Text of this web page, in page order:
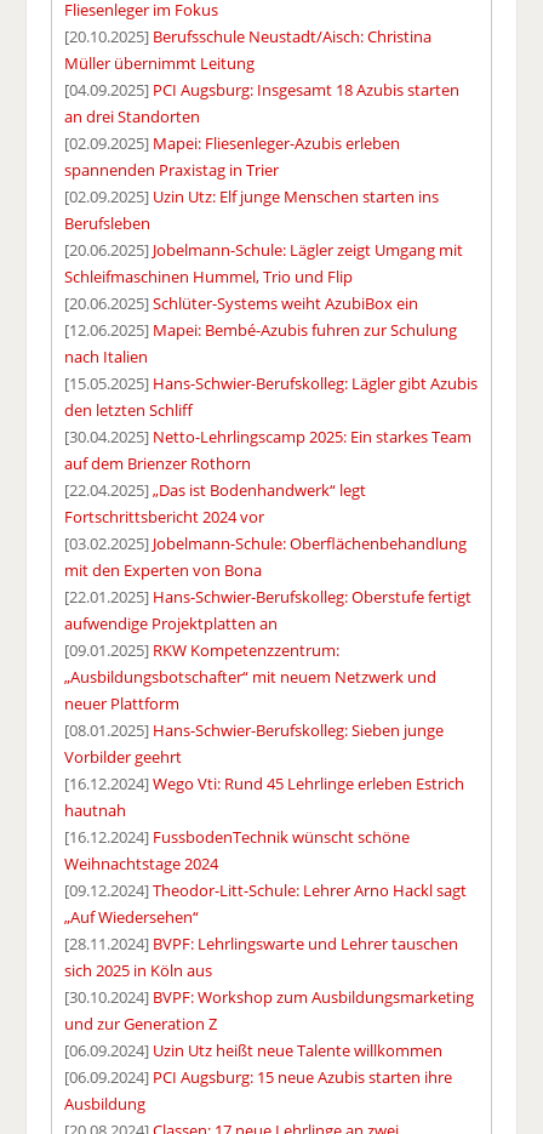
Fliesenleger im Fokus
[20.10.2025] Berufsschule Neustadt/Aisch: Christina
Müller übernimmt Leitung
[04.09.2025] PCI Augsburg: Insgesamt 18 Azubis starten
an drei Standorten
[02.09.2025] Mapei: Fliesenleger-Azubis erleben
spannenden Praxistag in Trier
[02.09.2025] Uzin Utz: Elf junge Menschen starten ins
Berufsleben
[20.06.2025] Jobelmann-Schule: Lägler zeigt Umgang mit
Schleifmaschinen Hummel, Trio und Flip
[20.06.2025]Schlüter-Systems weiht AzubiBox ein
[12.06.2025] Mapei: Bembé-Azubis fuhren zur Schulung
nach Italien
[15.05.2025] Hans-Schwier-Berufskolleg: Lägler gibt Azubis
den letzten Schliff
[30.04.2025] Netto-Lehrlingscamp 2025: Ein starkes Team
auf dem Brienzer Rothorn
[22.04.2025]„Das ist Bodenhandwerk“ legt
Fortschrittsbericht 2024 vor
[03.02.2025] Jobelmann-Schule: Oberflächenbehandlung
mit den Experten von Bona
[22.01.2025] Hans-Schwier-Berufskolleg: Oberstufe fertigt
aufwendige Projektplatten an
[09.01.2025] RKW Kompetenzzentrum:
„Ausbildungsbotschafter“ mit neuem Netzwerk und
neuer Plattform
[08.01.2025] Hans-Schwier-Berufskolleg: Sieben junge
Vorbilder geehrt
[16.12.2024]Wego Vti: Rund 45 Lehrlinge erleben Estrich
hautnah
[16.12.2024] FussbodenTechnik wünscht schöne
Weihnachtstage 2024
[09.12.2024]Theodor-Litt-Schule: Lehrer Arno Hackl sagt
„Auf Wiedersehen“
[28.11.2024] BVPF: Lehrlingswarte und Lehrer tauschen
sich 2025 in Köln aus
[30.10.2024] BVPF: Workshop zum Ausbildungsmarketing
und zur Generation Z
[06.09.2024] Uzin Utz heißt neue Talente willkommen
[06.09.2024] PCI Augsburg: 15 neue Azubis starten ihre
Ausbildung